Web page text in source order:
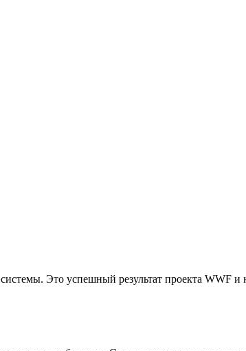
Это успешный результат проекта WWF